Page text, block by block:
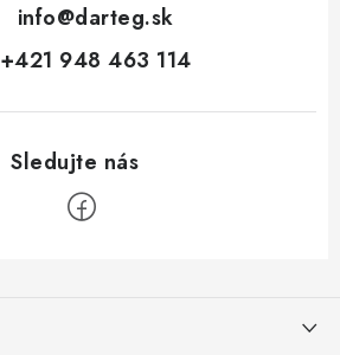
info@darteg.sk
+421 948 463 114